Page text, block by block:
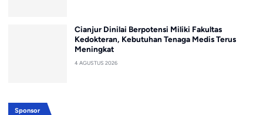
Cianjur Dinilai Berpotensi Miliki Fakultas
Kedokteran, Kebutuhan Tenaga Medis Terus
Meningkat
4 AGUSTUS 2026
Sponsor